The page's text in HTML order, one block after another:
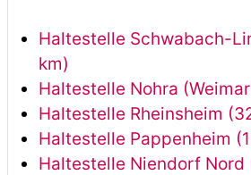
Haltestelle Schwabach-
km)
Haltestelle Nohra
Haltestelle Rheinsheim
Haltestelle Pappenheim
Haltestelle Niendorf Nord